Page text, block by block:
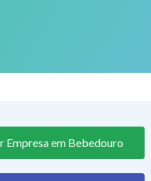
Empresa em Bebedouro